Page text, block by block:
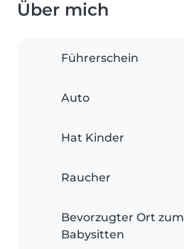
Über mich
Führerschein
Auto
Hat Kinder
Raucher
Bevorzugter Ort zum
Babysitten